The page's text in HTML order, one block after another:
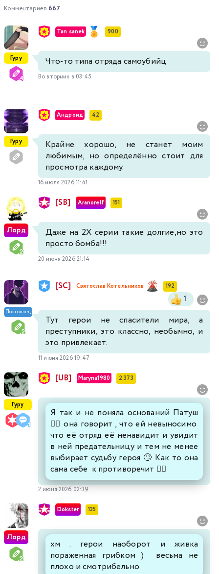
Комментариев 667
Гуру
Tan sanek 900
Что-то типа отряда самоубийц
Во вторник в 03:45
Гуру
Андроид 42
Крайне хорошо, не станет моим
любимым, но определённо стоит для
просмотра каждому.
16 июля 2026 11:41
Лорд
[SB] Aranorelf 151
Даже на 2X серии такие долгие,но это
просто бомба!!!
20 июня 2026 21:14
Постоялец
[SC] Святослав Котельников 192
1
Тут герои не спасители мира, а
преступники, это классно, необычно, и
это привлекает.
11 июня 2026 19:47
Гуру
[UB] Maryna1980 2 373
Я так и не поняла оснований Патуш
🤷‍♀️ она говорит , что ей невыносимо
что её отряд её ненавидит и увидит
в ней предательницу и тем не менее
выбирает судьбу героя 🙄 Как то она
сама себе к противоречит 😵‍💫
2 июня 2026 02:39
Лорд
Dokster 135
хм . герои наоборот и живка
пораженная грибком ) весьма не
плохо и смотрибельно